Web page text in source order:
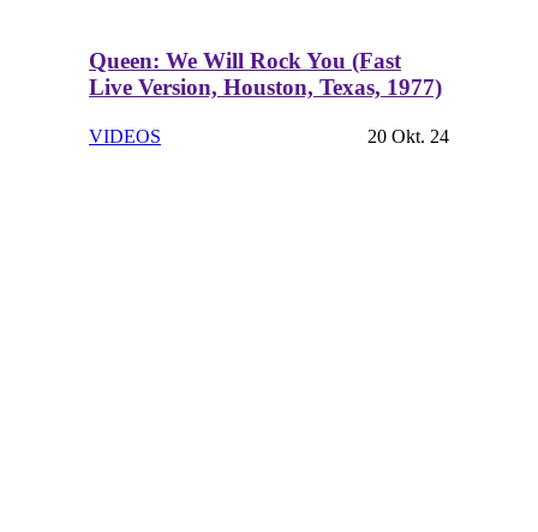
Queen: We Will Rock You (Fast
Live Version, Houston, Texas, 1977)
VIDEOS 20 Okt. 24